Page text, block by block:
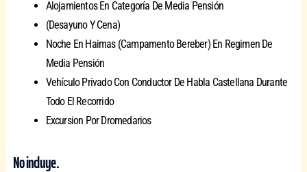
Alojamientos En Categoría De Media Pensión
(Desayuno Y Cena)
Noche En Haimas (Campamento Bereber) En Regimen De
Media Pensión
Vehículo Privado Con Conductor De Habla Castellana Durante
Todo El Recorrido
Excursion Por Dromedarios
No incluye.